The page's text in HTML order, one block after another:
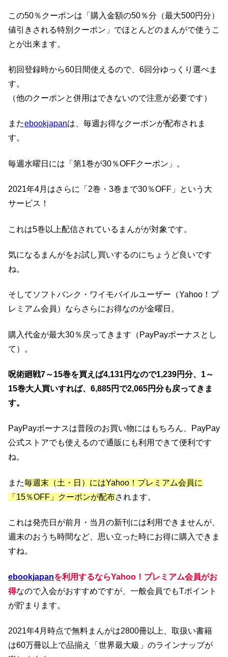
この50％クーポンは「購入金額の50％分（最大500円分）
値引きされる特別クーポン」でほとんどのまんがで使うこ
とが出来ます。
初回登録時から60日間使えるので、6回分ゆっくり選べま
す。
（他のクーポンと併用はできないので注意が必要です）
またebookjapanは、毎週お得なクーポンが配布されま
す。
毎週水曜日には「第1巻が30％OFFクーポン」。
2021年4月はさらに「2巻・3巻まで30％OFF」という大
サービス！
これは5巻以上配信されているまんがが対象です。
気になるまんがをお試し買いするのにちょうど良いです
ね。
そしてソフトバンク・ワイモバイルユーザー（Yahoo！プ
レミアム会員）ならさらにお得なのが金曜日。
購入代金が最大30％戻ってきます（PayPayボーナスとし
て）。
呪術廻戦7～15巻を買えば4,131円なので1,239円分、1～
15巻大人買いすれば、6,885円で2,065円分も戻ってきま
す。
PayPayボーナスは普段のお買い物にはもちろん、PayPay
公式ストアでも使えるので通販にも利用できて便利です
ね。
また毎週末（土・日）にはYahoo！プレミアム会員に
「15％OFF」クーポンが配布されます。
これは発売日が前月・当月の新刊には利用できませんが、
週末のおうち時間など、思い立った時にお得に購入できま
すね。
ebookjapanを利用するならYahoo！プレミアム会員がお
得なので入会がおすすめですが、一般会員でもTポイント
が貯まります。
2021年4月時点で無料まんがは2800冊以上、取扱い書籍
は60万冊以上で品揃え「世界最大級」のラインナップが